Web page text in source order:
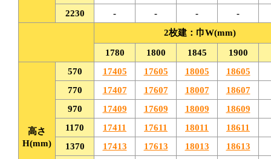
2230
- - -
-
2枚建：巾W(mm)
1780
1800 1845 1900
高さ
H(mm)
570 17405 17605 18005
18605
770
17407 17607 18007
18607
970
17409 17609 18009
18609
1170
17411 17611 18011
18611
1370
17413 17613 18013
18613